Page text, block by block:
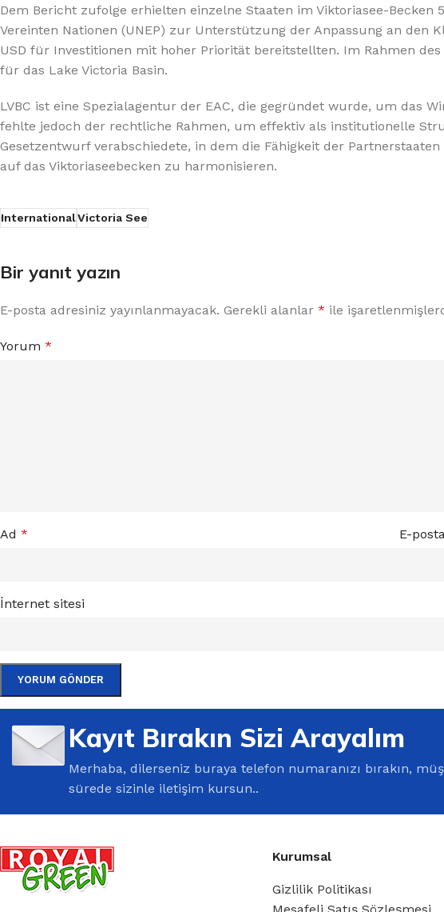
Lux Plus Serisi
Ev tipi su arıtma cihazları
Dem Bericht zufolge erhielten einzelne Staaten im Viktoriasee-
Vereinten Nationen (UNEP) zur Unterstützung der Anpassung an den
USD für Investitionen mit hoher Priorität bereitstellten. Im Rahmen
für das Lake Victoria Basin.
LVBC ist eine Spezialagentur der EAC, die gegründet wurde, um das
fehlte jedoch der rechtliche Rahmen, um effektiv als institutionelle
Gesetzentwurf verabschiedete, in dem die Fähigkeit der
auf das Viktoriaseebecken zu harmonisieren.
InternationalVictoria See
Bir yanıt yazın
E-posta adresiniz yayınlanmayacak. Gerekli alanlar * ile
Yorum *
Ad * E-
İnternet sitesi
Kayıt Bırakın Sizi Arayalım
Merhaba, dilerseniz buraya telefon numaranızı bırakın,
sürede sizinle iletişim kursun..
Kurumsal
Gizlilik Politikası